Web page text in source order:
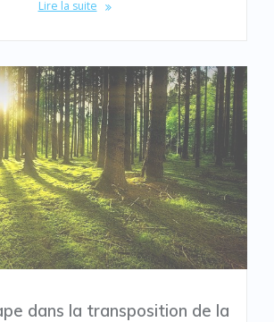
Lire la suite
dans la transposition de la